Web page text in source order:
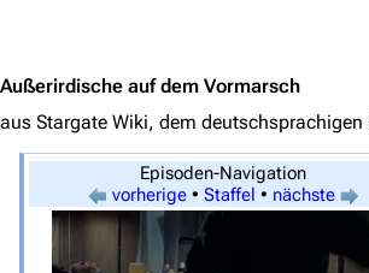
Außerirdische auf dem Vormarsch
aus Stargate Wiki, dem
Episoden-Navigation
vorherige• Staffel • nächste